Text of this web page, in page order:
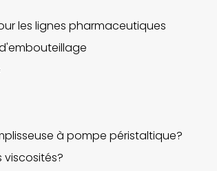
les lignes pharmaceutiques
à pompe péristaltique?